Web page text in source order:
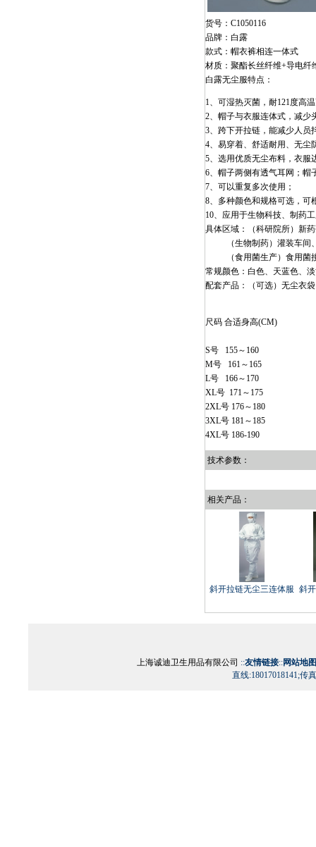
货号：C1050116
品牌：白露
款式：帽衣裤相连一体式
材质：聚酯长丝纤维+导电纤
白露无尘服特点：
1、可湿热灭菌，耐121度高
2、帽子与衣服连体式，减少
3、跨下开拉链，能减少人员
4、易穿着、舒适耐用、无尘
5、选用优质无尘布料，衣服
6、帽子两侧有透气耳网；帽
7、可以重复多次使用；
8、多种颜色和规格可选，可
10、应用于生物科技、制药
具体区域：（科研院所）新
（生物制药）灌装车间
（食用菌生产）食用菌接
常规颜色：白色、天蓝色、
配套产品：（可选）无尘衣
尺码 合适身高(CM)
S号 155～160
M号 161～165
L号 166～170
XL号 171～175
2XL号 176～180
3XL号 181～185
4XL号 186-190
技术参数：
相关产品：
斜开拉链无尘三连体服 斜
上海诚迪卫生用品有限公司 ::友情链接::网站地图
直线:18017018141;传